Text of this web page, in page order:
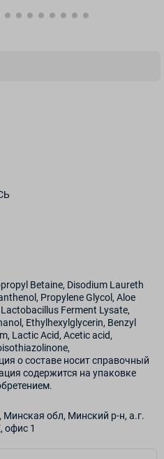
Betaine, Disodium Laureth
Propylene Glycol, Aloe
Ferment Lysate,
Ethylhexylglycerin, Benzyl
Lactic Acid, Acetic acid,
о составе носит справочный
содержится на упаковке
обл, Минский р-н, а.г.
офис 1